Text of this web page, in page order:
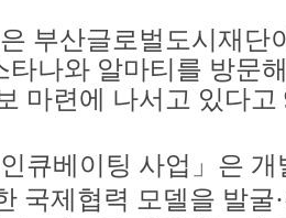
은 부산글로벌도시재단
나와 알마티를 방문
마련에 나서고 있다고
인큐베이팅 사업 」 은 개
국제협력 모델을 발굴·